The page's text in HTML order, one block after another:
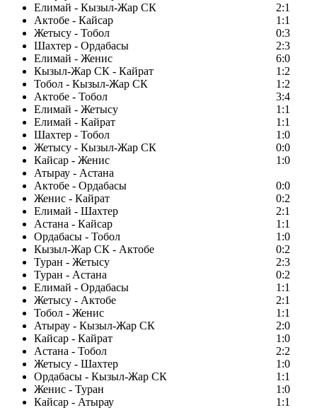
Елимай - Кызыл-Жар СК
2:1
Актобе - Кайсар
1:1
Жетысу - Тобол
0:3
Шахтер - Ордабасы
2:3
Елимай - Женис
6:0
Кызыл-Жар СК - Кайрат
1:2
Тобол - Кызыл-Жар СК
1:2
Актобе - Тобол
3:4
Елимай - Жетысу
1:1
Елимай - Кайрат
1:1
Шахтер - Тобол
1:0
Жетысу - Кызыл-Жар СК
0:0
Кайсар - Женис
1:0
Атырау - Астана
Актобе - Ордабасы
0:0
Женис - Кайрат
0:2
Елимай - Шахтер
2:1
Астана - Кайсар
1:1
Ордабасы - Тобол
1:0
Кызыл-Жар СК - Актобе
0:2
Туран - Жетысу
2:3
Туран - Астана
0:2
Елимай - Ордабасы
1:1
Жетысу - Актобе
2:1
Тобол - Женис
1:1
Атырау - Кызыл-Жар СК
2:0
Кайсар - Кайрат
1:0
Астана - Тобол
2:2
Жетысу - Шахтер
1:0
Ордабасы - Кызыл-Жар СК
1:1
Женис - Туран
1:0
Кайсар - Атырау
1:1